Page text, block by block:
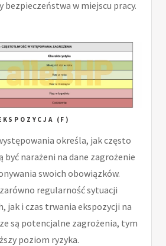
w miejscu pracy.
(F)
określa, jak często
być narażeni na dane zagrożenie
swoich obowiązków.
regularność sytuacji
jak i czas trwania ekspozycji na
są potencjalne zagrożenia, tym
poziom ryzyka.